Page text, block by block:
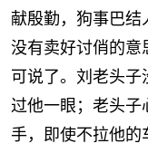
献殷勤，狗事巴结
没有卖好讨俏的意
可说了。刘老头
过他一眼；老头子
手，即使不拉他的